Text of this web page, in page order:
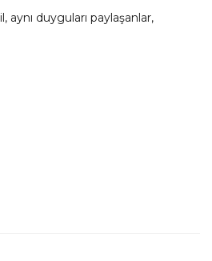
aynı duyguları paylaşanlar,